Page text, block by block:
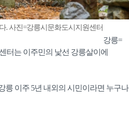
. 사진=강릉시문화도시지원센터
강릉=
터는 이주민의 낯선 강릉살이에
릉 이주 5년 내외의 시민이라면 누구나